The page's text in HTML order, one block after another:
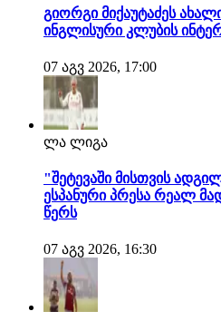
გიორგი მიქაუტაძეს
ინგლისური კლუბის
07 აგვ 2026, 17:00
ლა ლიგა
"შეტევაში მისთვის
ესპანური პრესა რეალ
წერს
07 აგვ 2026, 16:30